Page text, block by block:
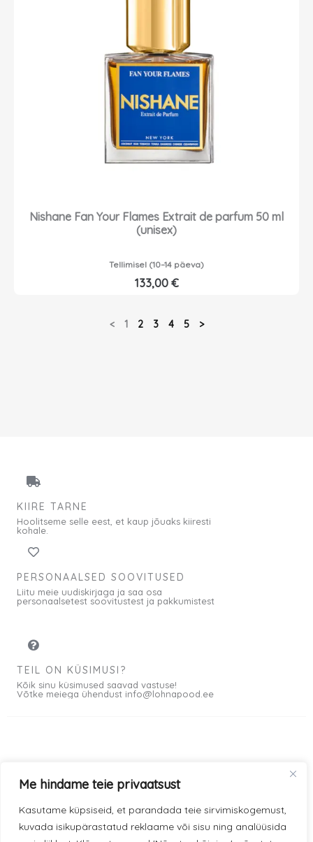
Me hindame teie privaatsust
Kasutame küpsiseid, et parandada teie sirvimiskogemust,
kuvada isikupärastatud reklaame või sisu ning analüüsida
Nishane Fan Your Flames Extrait de parfum 50 ml
(unisex)
Tellimisel (10–14 päeva)
133,00 €
< 1 2 3 4 5 >
KIIRE TARNE
Hoolitseme selle eest, et kaup jõuaks kiiresti
kohale.
PERSONAALSED SOOVITUSED
Liitu meie uudiskirjaga ja saa osa
personaalsetest soovitustest ja pakkumistest
TEIL ON KÜSIMUSI?
Kõik sinu küsimused saavad vastuse!
Võtke meiega ühendust info@lohnapood.ee
Meist
Privaatsuspoliitika
Müügitingimused
© 2026 All rights
Reserved
F
a
I
n